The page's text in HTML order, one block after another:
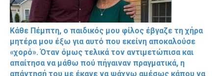
Κάθε Πέμπτη, ο παιδικός μου φίλος έβγαζε τη χήρα
μητέρα μου έξω για αυτό που εκείνη αποκαλούσε
«χορό». Όταν όμως τελικά τον αντιμετώπισα και
απαίτησα να μάθω πού πήγαιναν πραγματικά, η
απάντησή του με έκανε να ψάχνω αμέσως κάπου να